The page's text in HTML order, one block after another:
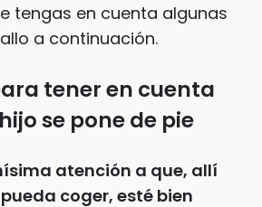
tengas en cuenta algunas
a continuación.
tener en cuenta
se pone de pie
atención a que, allí
coger, esté bien